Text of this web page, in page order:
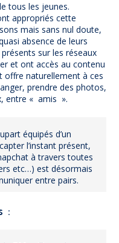
tous les jeunes.
appropriés cette
mais sans nul doute,
absence de leurs
sur les réseaux
et ont accès au contenu
offre naturellement à ces
prendre des photos,
entre « amis ».
équipés d’un
l’instant présent,
à travers toutes
etc…) est désormais
entre pairs.
: